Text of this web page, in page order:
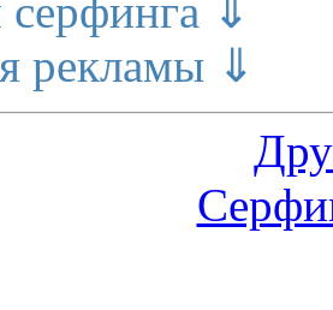
⇓
рекламы ⇓